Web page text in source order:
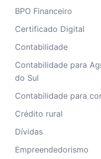
BPO Financeiro
Certificado Digital
Contabilidade
Contabilidade para
do Sul
Contabilidade para
Crédito rural
Dívidas
Empreendedorismo